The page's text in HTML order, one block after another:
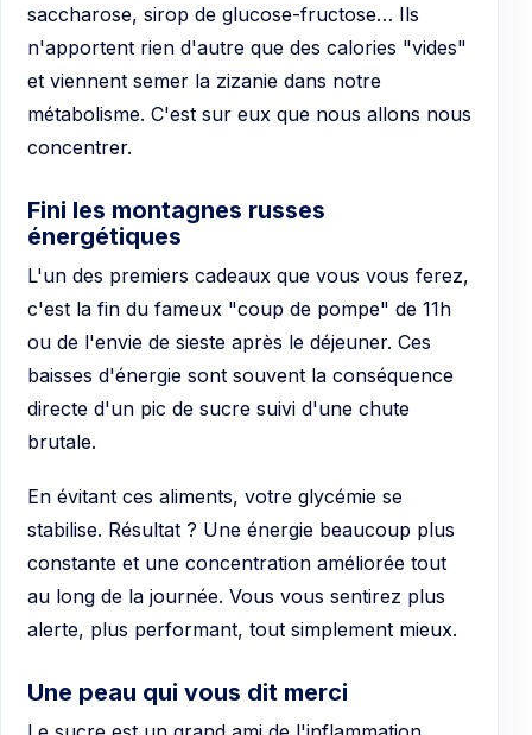
saccharose, sirop de glucose-fructose… Ils
n'apportent rien d'autre que des calories "vides"
et viennent semer la zizanie dans notre
métabolisme. C'est sur eux que nous allons nous
concentrer.
Fini les montagnes russes
énergétiques
L'un des premiers cadeaux que vous vous ferez,
c'est la fin du fameux "coup de pompe" de 11h
ou de l'envie de sieste après le déjeuner. Ces
baisses d'énergie sont souvent la conséquence
directe d'un pic de sucre suivi d'une chute
brutale.
En évitant ces aliments, votre glycémie se
stabilise. Résultat ? Une énergie beaucoup plus
constante et une concentration améliorée tout
au long de la journée. Vous vous sentirez plus
alerte, plus performant, tout simplement mieux.
Une peau qui vous dit merci